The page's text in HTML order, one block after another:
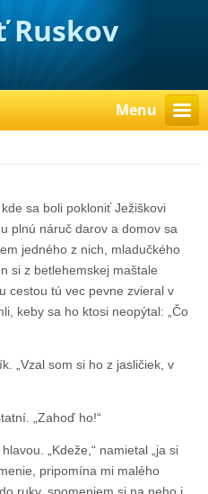
Ruskov
Menu
sa boli pokloniť Ježiškovi
plnú náruč darov a domov sa
jedného z nich, mladučkého
si z betlehemskej maštale
cestou tú vec pevne zvieral v
keby sa ho ktosi neopýtal: „Čo
„Vzal som si ho z jasličiek, v
„Zahoď ho!“
„Kdeže,“ namietal „ja si
pripomína mi malého